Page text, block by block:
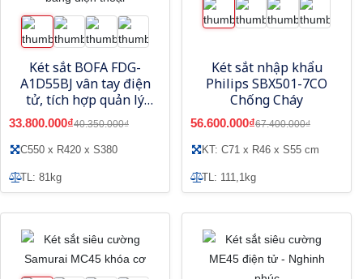
Két sắt BOFA FDG-
A1D55BJ vân tay điện
tử, tích hợp quản lý
bằng điện thoại
33.800.000₫40.350.000₫
C550 x R420 x S380
TL: 81kg
Két sắt nhập khẩu
Philips SBX501-7CO
Chống Cháy
56.600.000₫67.400.000₫
KT: C71 x R46 x S55 cm
TL: 111,1kg